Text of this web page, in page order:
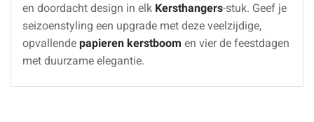
en doordacht design in elk Kersthangers-stuk. Geef je
seizoenstyling een upgrade met deze veelzijdige,
opvallende papieren kerstboom en vier de feestdagen
met duurzame elegantie.